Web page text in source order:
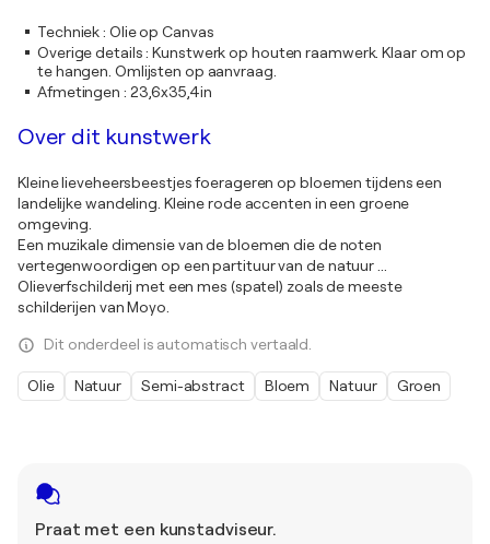
Praat met een kunstadviseur.
Techniek: Olie op Canvas
Overige details:Kunstwerk op houten raamwerk. Klaar om op
te hangen. Omlijsten op aanvraag.
Afmetingen : 23,6x35,4in
Over dit kunstwerk
Kleine lieveheersbeestjes foerageren op bloemen tijdens een
landelijke wandeling. Kleine rode accenten in een groene
omgeving.
Een muzikale dimensie van de bloemen die de noten
vertegenwoordigen op een partituur van de natuur ...
Olieverfschilderij met een mes (spatel) zoals de meeste
schilderijen van Moyo.
Dit onderdeel is automatisch vertaald.
Olie Natuur Semi-abstract Bloem Natuur Groen